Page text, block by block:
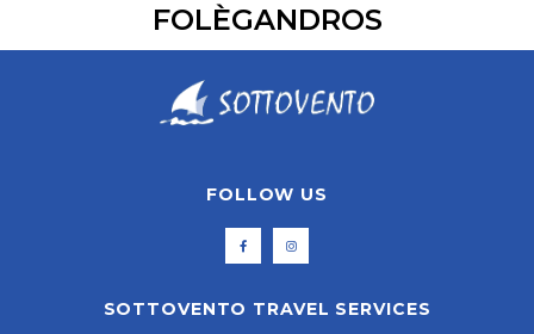
FOLÈGANDROS
FOLLOW US
SOTTOVENTO TRAVEL SERVICES